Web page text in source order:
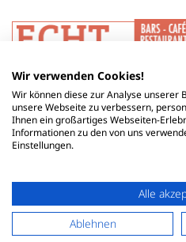
Wir verwenden Cookies!
Wir können diese zur Analyse unserer
unsere Webseite zu verbessern,
Ihnen ein großartiges Webseiten-
Informationen zu den von uns
Einstellungen.
Alle
Ablehnen